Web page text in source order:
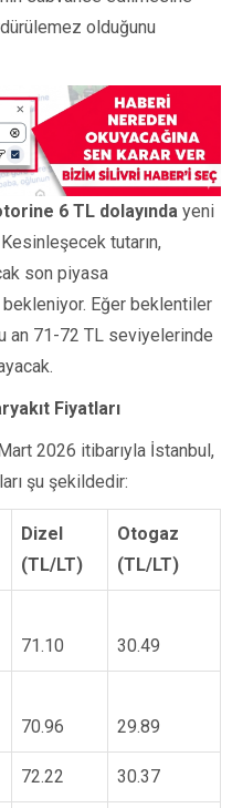
olduğunu
6 TL dolayında yeni
tutarın,
son piyasa
Eğer beklentiler
an 71-72 TL seviyelerinde
Fiyatları
2026 itibarıyla İstanbul,
şu şekildedir:
Dizel
(TL/LT)
Otogaz
(TL/LT)
71.10 30.49
70.96 29.89
72.22 30.37